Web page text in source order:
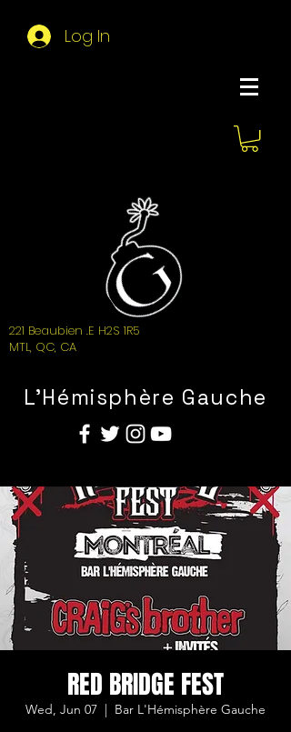
Log In
221 Beaubien .E H2S 1R5
MTL, QC, CA
L'Hémisphère Gauche
RED BRIDGE FEST
Wed, Jun 07 Bar L'Hémisphère Gauche